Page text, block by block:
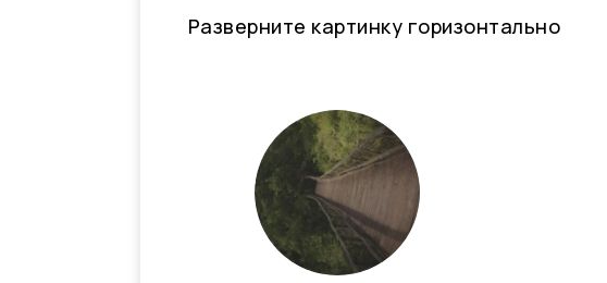
Разверните картинку горизонтально